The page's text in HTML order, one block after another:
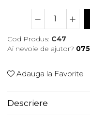
Cod Produs: C47
Ai nevoie de ajutor?
Adauga la Favorite
Descriere